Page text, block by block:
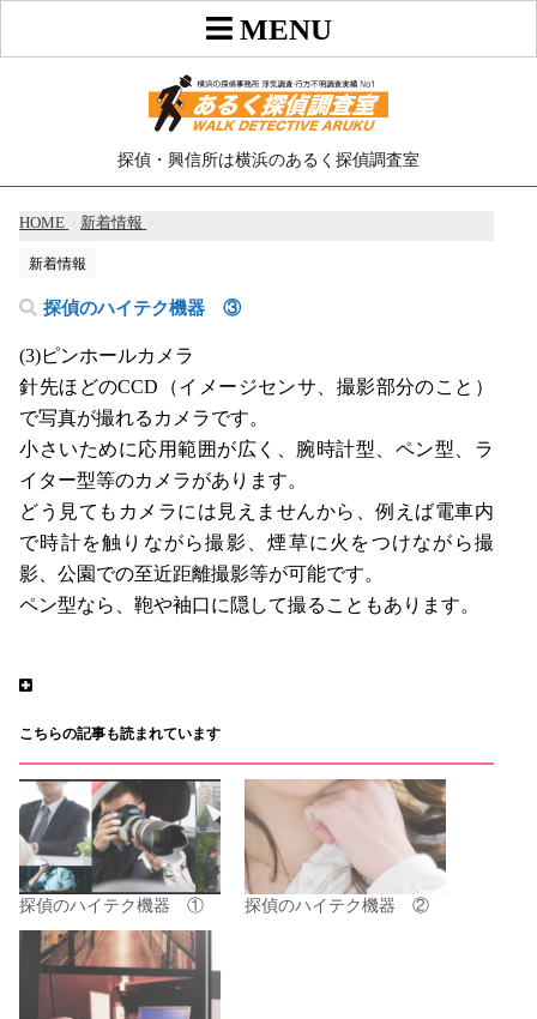
探偵・興信所は横浜のあるく探偵調査室
HOME 新着情報
新着情報
探偵のハイテク機器 ③
(3)ピンホールカメラ
針先ほどのCCD（イメージセンサ、撮影部分のこと）
で写真が撮れるカメラです。
小さいために応用範囲が広く、腕時計型、ペン型、ラ
イター型等のカメラがあります。
どう見てもカメラには見えませんから、例えば電車内
で時計を触りながら撮影、煙草に火をつけながら撮
影、公園での至近距離撮影等が可能です。
ペン型なら、鞄や袖口に隠して撮ることもあります。
こちらの記事も読まれています
探偵のハイテク機器 ① 探偵のハイテク機器 ②